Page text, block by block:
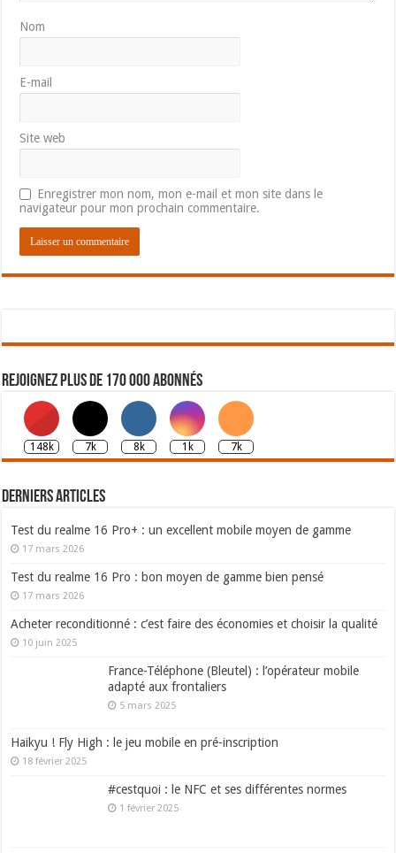
Nom
E-mail
Site web
Enregistrer mon nom, mon e-mail et mon site dans le
navigateur pour mon prochain commentaire.
Rejoignez plus de 170 000 abonnés
148k 7k 8k 1k 7k
Derniers articles
Test du realme 16 Pro+ : un excellent mobile moyen de gamme
17 mars 2026
Test du realme 16 Pro : bon moyen de gamme bien pensé
17 mars 2026
Acheter reconditionné : c’est faire des économies et choisir la qualité
10 juin 2025
France-Téléphone (Bleutel) : l’opérateur mobile
adapté aux frontaliers
5 mars 2025
Haikyu ! Fly High : le jeu mobile en pré-inscription
18 février 2025
#cestquoi : le NFC et ses différentes normes
1 février 2025